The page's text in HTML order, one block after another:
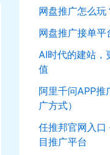
网盘推广怎么
网盘推广接单平
AI时代的建站，
值
阿里千问APP推
广方式）
任推邦官网入口
目推广平台